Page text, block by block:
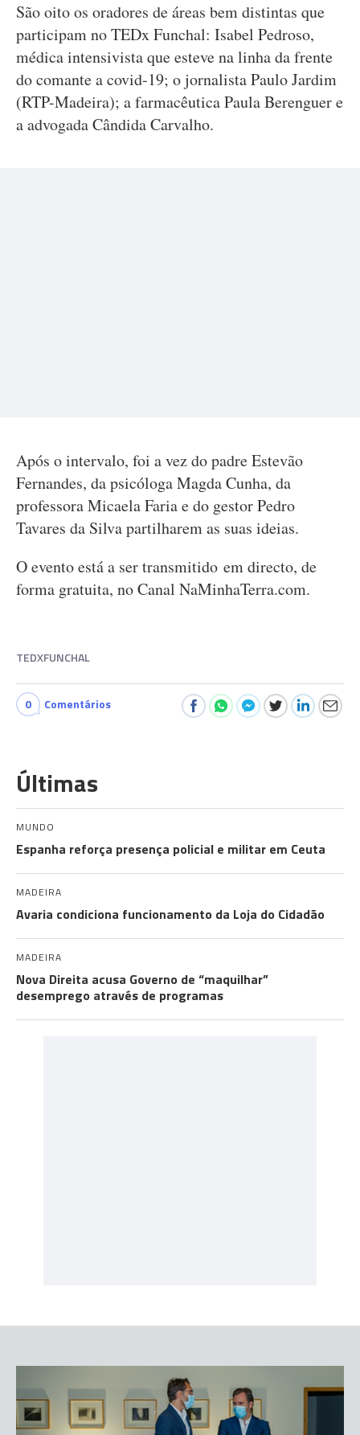
São oito os oradores de áreas bem distintas que
participam no TEDx Funchal: Isabel Pedroso,
médica intensivista que esteve na linha da frente
do comante a covid-19; o jornalista Paulo Jardim
(RTP-Madeira); a farmacêutica Paula Berenguer e
a advogada Cândida Carvalho.
Após o intervalo, foi a vez do padre Estevão
Fernandes, da psicóloga Magda Cunha, da
professora Micaela Faria e do gestor Pedro
Tavares da Silva partilharem as suas ideias.
O evento está a ser transmitido em directo, de
forma gratuita, no Canal NaMinhaTerra.com.
TEDXFUNCHAL
0 Comentários
Últimas
MUNDO
Espanha reforça presença policial e militar em Ceuta
MADEIRA
Avaria condiciona funcionamento da Loja do Cidadão
MADEIRA
Nova Direita acusa Governo de “maquilhar”
desemprego através de programas